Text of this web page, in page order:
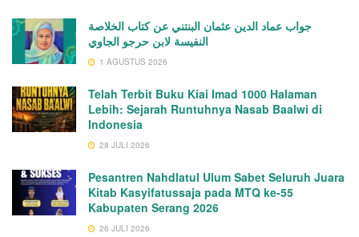
جواب عماد الدين عثمان البنتني عن كتاب الخلاصة
النفيسة لابن حرجو الجاوي
1 AGUSTUS 2026
Telah Terbit Buku Kiai Imad 1000 Halaman
Lebih: Sejarah Runtuhnya Nasab Baalwi di
Indonesia
28 JULI 2026
Pesantren Nahdlatul Ulum Sabet Seluruh Juara
Kitab Kasyifatussaja pada MTQ ke-55
Kabupaten Serang 2026
26 JULI 2026